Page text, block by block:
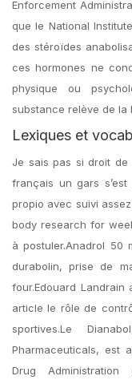
Enforcement
que le National
des stéroïdes
ces hormones ne
physique ou
substance relève de la
Lexiques et
Je sais pas si droit
français un gars
propio avec suivi
body research for
à postuler.Anadrol 50
durabolin, prise de
four.Edouard Landrain
article le rôle de
sportives.Le
Pharmaceuticals, est
Drug